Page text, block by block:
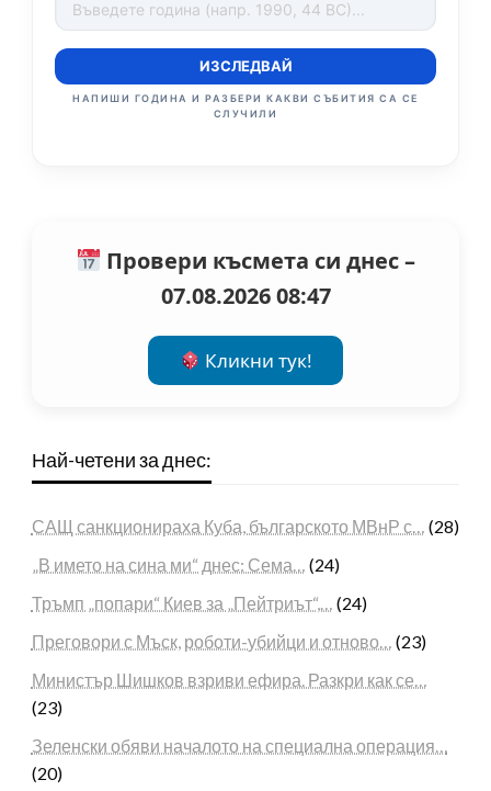
ИЗСЛЕДВАЙ
НАПИШИ ГОДИНА И РАЗБЕРИ КАКВИ СЪБИТИЯ СА СЕ
СЛУЧИЛИ
Провери късмета си днес –
07.08.2026 08:47
Кликни тук!
Най-четени за днес:
САЩ санкционираха Куба, българското МВнР с… (28)
„В името на сина ми“ днес: Сема… (24)
Тръмп „попари“ Киев за „Пейтриът“,… (24)
Преговори с Мъск, роботи-убийци и отново… (23)
Министър Шишков взриви ефира. Разкри как се…
(23)
Зеленски обяви началото на специална операция…
(20)